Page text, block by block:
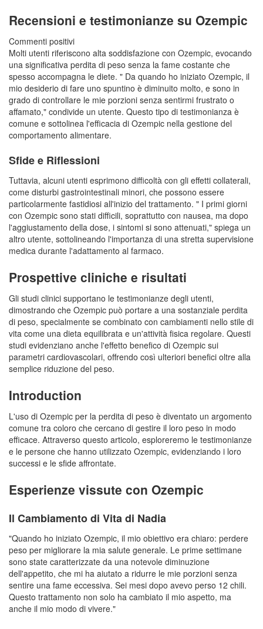
Recensioni e testimonianze su Ozempic
Commenti positivi
Molti utenti riferiscono alta soddisfazione con Ozempic, evocando
una significativa perdita di peso senza la fame costante che
spesso accompagna le diete. " Da quando ho iniziato Ozempic, il
mio desiderio di fare uno spuntino è diminuito molto, e sono in
grado di controllare le mie porzioni senza sentirmi frustrato o
affamato," condivide un utente. Questo tipo di testimonianza è
comune e sottolinea l'efficacia di Ozempic nella gestione del
comportamento alimentare.
Sfide e Riflessioni
Tuttavia, alcuni utenti esprimono difficoltà con gli effetti collaterali,
come disturbi gastrointestinali minori, che possono essere
particolarmente fastidiosi all'inizio del trattamento. " I primi giorni
con Ozempic sono stati difficili, soprattutto con nausea, ma dopo
l'aggiustamento della dose, i sintomi si sono attenuati," spiega un
altro utente, sottolineando l'importanza di una stretta supervisione
medica durante l'adattamento al farmaco.
Prospettive cliniche e risultati
Gli studi clinici supportano le testimonianze degli utenti,
dimostrando che Ozempic può portare a una sostanziale perdita
di peso, specialmente se combinato con cambiamenti nello stile di
vita come una dieta equilibrata e un'attività fisica regolare. Questi
studi evidenziano anche l'effetto benefico di Ozempic sui
parametri cardiovascolari, offrendo così ulteriori benefici oltre alla
semplice riduzione del peso.
Introduction
L'uso di Ozempic per la perdita di peso è diventato un argomento
comune tra coloro che cercano di gestire il loro peso in modo
efficace. Attraverso questo articolo, esploreremo le testimonianze
e le persone che hanno utilizzato Ozempic, evidenziando i loro
successi e le sfide affrontate.
Esperienze vissute con Ozempic
Il Cambiamento di Vita di Nadia
"Quando ho iniziato Ozempic, il mio obiettivo era chiaro: perdere
peso per migliorare la mia salute generale. Le prime settimane
sono state caratterizzate da una notevole diminuzione
dell'appetito, che mi ha aiutato a ridurre le mie porzioni senza
sentire una fame eccessiva. Sei mesi dopo avevo perso 12 chili.
Questo trattamento non solo ha cambiato il mio aspetto, ma
anche il mio modo di vivere."